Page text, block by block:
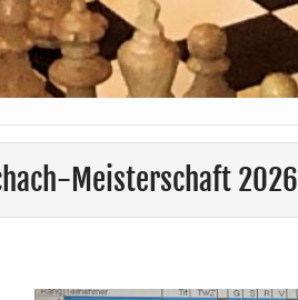
Meisterschaft 2026